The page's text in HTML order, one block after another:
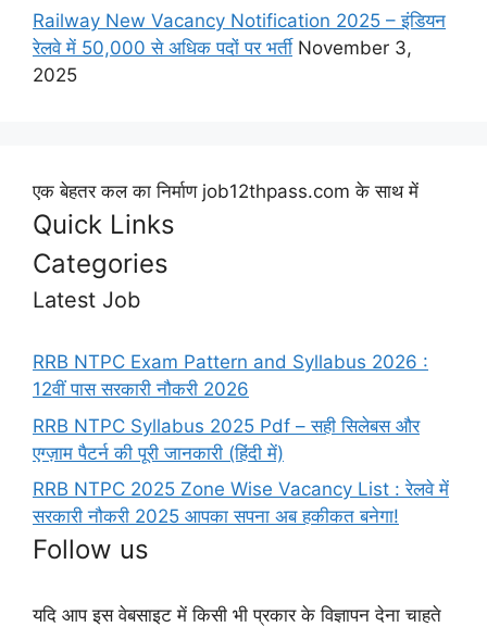
Railway New Vacancy Notification 2025 – इंडियन
रेलवे में 50,000 से अधिक पदों पर भर्ती November 3,
2025
एक बेहतर कल का निर्माण job12thpass.com के साथ में
Quick Links
Categories
Latest Job
RRB NTPC Exam Pattern and Syllabus 2026 :
12वीं पास सरकारी नौकरी 2026
RRB NTPC Syllabus 2025 Pdf – सही सिलेबस और
एग्ज़ाम पैटर्न की पूरी जानकारी (हिंदी में)
RRB NTPC 2025 Zone Wise Vacancy List : रेलवे में
सरकारी नौकरी 2025 आपका सपना अब हकीकत बनेगा!
Follow us
यदि आप इस वेबसाइट में किसी भी प्रकार के विज्ञापन देना चाहते